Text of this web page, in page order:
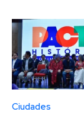
Ciudades